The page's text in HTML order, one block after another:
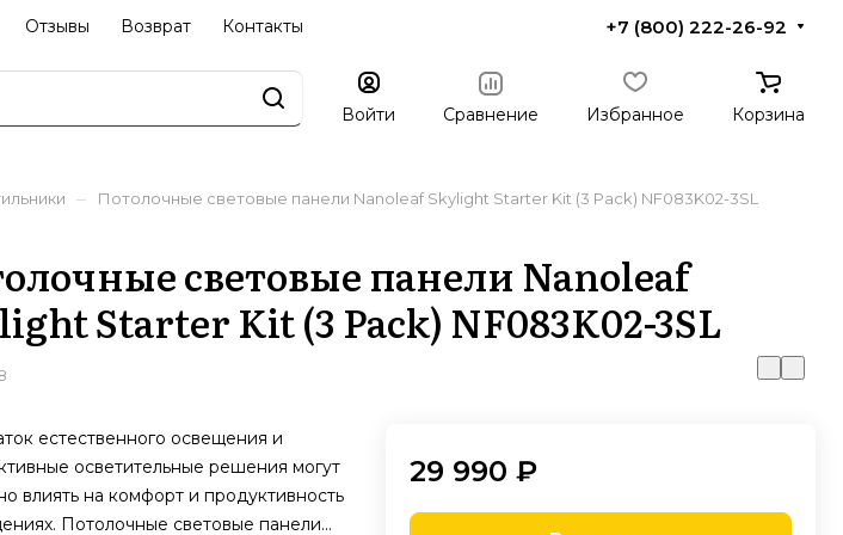
Отзывы Возврат Контакты +7 (800) 222-26-92
Войти Сравнение Избранное Корзина
– Потолочные световые панели Nanoleaf Skylight Starter Kit (3 Pack) NF083K02-3SL
световые панели Nanoleaf
Starter Kit (3 Pack) NF083K02-3SL
естественного освещения и
осветительные решения могут
влиять на комфорт и продуктивность
Потолочные световые панели
29 990 ₽